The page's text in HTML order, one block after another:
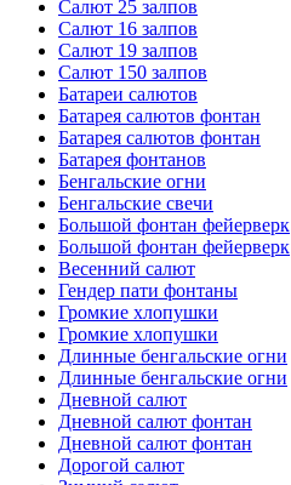
Салют 25 залпов
Салют 16 залпов
Салют 19 залпов
Салют 150 залпов
Батареи салютов
Батарея салютов фонтан
Батарея салютов фонтан
Батарея фонтанов
Бенгальские огни
Бенгальские свечи
Большой фонтан фейерверк
Большой фонтан фейерверк
Весенний салют
Гендер пати фонтаны
Громкие хлопушки
Громкие хлопушки
Длинные бенгальские огни
Длинные бенгальские огни
Дневной салют
Дневной салют фонтан
Дневной салют фонтан
Дорогой салют